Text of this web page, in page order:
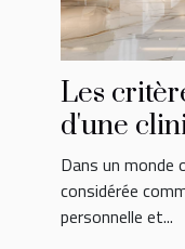
Les
d'une
Dans un monde
considérée
personnelle et...